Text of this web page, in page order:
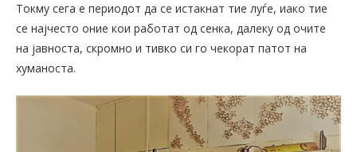
Токму сега е периодот да се истакнат тие луѓе, иако тие
се најчесто оние кои работат од сенка, далеку од очите
на јавноста, скромно и тивко си го чекорат патот на
хуманоста.